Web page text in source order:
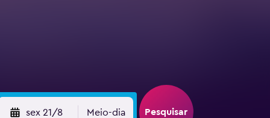
sex 21/8 Meio-dia Pesquisar